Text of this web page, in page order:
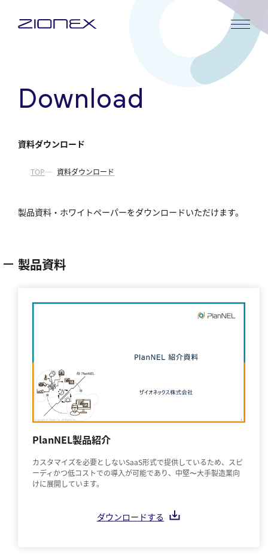
Download
資料ダウンロード
TOP 資料ダウンロード
製品資料・ホワイトペーパーをダウンロードいただけます。
製品資料
PlanNEL製品紹介
カスタマイズを必要としないSaaS形式で提供しているため、スピ
ーディかつ低コストでの導入が可能であり、中堅〜大手製造業向
けに展開しています。
ダウンロードする